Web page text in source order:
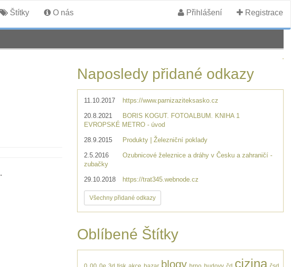
Štítky O nás Přihlášení Registrace
.
Naposledy přidané odkazy
11.10.2017 https://www.parnizaziteksasko.cz
20.8.2021
BORIS KOGUT. FOTOALBUM. KNIHA 1
EVROPSKÉ METRO - úvod
28.9.2015 Produkty | Železniční poklady
2.5.2016
Ozubnicové železnice a dráhy v Česku a zahraničí -
zubačky
29.10.2018 https://trat345.webnode.cz
Všechny přidané odkazy
Oblíbené Štítky
blogy cizina